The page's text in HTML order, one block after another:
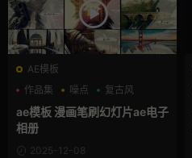
AE模板
作品集
噪点 复古风
ae模板 漫画笔刷幻灯片ae电子
相册
2025-12-08